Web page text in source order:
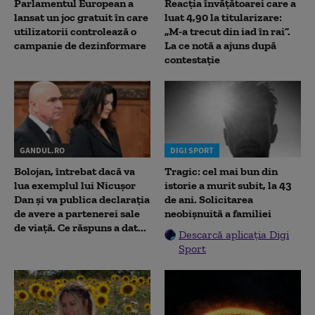
Parlamentul European a
lansat un joc gratuit în care
utilizatorii controlează o
campanie de dezinformare
Reacția învățătoarei care a
luat 4,90 la titularizare:
„M-a trecut din iad în rai”.
La ce notă a ajuns după
contestație
GANDUL.RO
Bolojan, întrebat dacă va
lua exemplul lui Nicușor
Dan și va publica declarația
de avere a partenerei sale
de viață. Ce răspuns a dat...
DIGI SPORT
Tragic: cel mai bun din
istorie a murit subit, la 43
de ani. Solicitarea
neobișnuită a familiei
Descarcă aplicația Digi
Sport